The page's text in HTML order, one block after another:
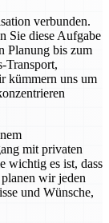
verbunden.
Sie diese Aufgabe
Planung bis zum
Transport,
kümmern uns um
mit privaten
wichtig es ist, dass
wir jeden
und Wünsche,